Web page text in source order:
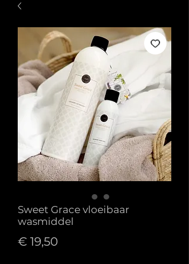
Sweet Grace vloeibaar
wasmiddel
€ 19,50Prijs